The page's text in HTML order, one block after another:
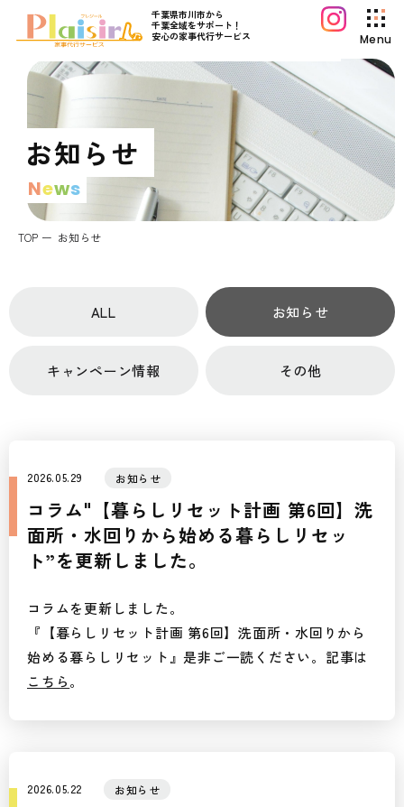
千葉県市川市から
千葉全域をサポート！
安心の家事代行サービス
Menu
プレジールについて
サービス案内
料金プラン
初めてご利用の方へ
運営会社情報
お知らせ
News
TOP お知らせ
ALL お知らせ
キャンペーン情報 その他
2026.05.29 お知らせ
コラム"【暮らしリセット計画 第6回】洗
面所・水回りから始める暮らしリセッ
ト”を更新しました。
コラムを更新しました。
『【暮らしリセット計画 第6回】洗面所・水回りから
始める暮らしリセット』是非ご一読ください。記事は
こちら。
2026.05.22 お知らせ